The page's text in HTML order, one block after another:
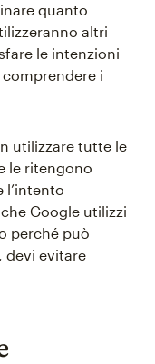
quanto
altri
le intenzioni
comprendere i
utilizzare tutte le
le ritengono
l’intento
Google utilizzi
perché può
devi evitare